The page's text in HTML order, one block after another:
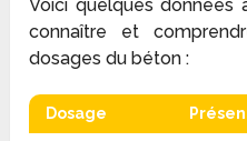
Voici quelques données
connaître et
dosages du béton :
Dosage